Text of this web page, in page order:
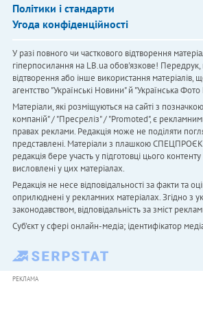
Політики і стандарти
Угода конфіденційності
У разі повного чи часткового відтворення
гіперпосилання на LB.ua обов'язкове! Передрук,
відтворення або інше використання матеріалів,
агентство "Українськi Новини" й "Українська
Матеріали, які розміщуються на сайті з
компаній" / "Пресреліз" / "Promoted", є
правах реклами. Редакція може не поділяти
представлені. Матеріали з плашкою
редакція бере участь у підготовці цього
висловлені у цих матеріалах.
Редакція не несе відповідальності за факти та
оприлюднені у рекламних матеріалах. Згідно з
законодавством, відповідальність за зміст
Cуб'єкт у сфері онлайн-медіа; ідентифікатор
РЕКЛАМА